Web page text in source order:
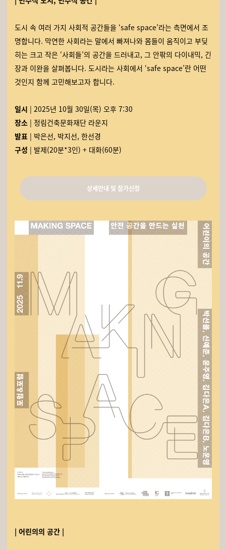
도시 속 여러 가지 사회적 공간들을 ‘safe space’라는 측면에서 조
명합니다. 막연한 사회라는 말에서 빠져나와 몸들이 움직이고 부딪
히는 크고 작은 ‘사회들’의 공간을 드러내고, 그 안팎의 다이내믹, 긴
장과 이완을 살펴봅니다. 도시라는 사회에서 ‘safe space’란 어떤
것인지 함께 고민해보고자 합니다.
일시 | 2025년 10월 30일(목) 오후 7:30
장소| 정림건축문화재단 라운지
발표| 박은선, 박지선, 한선경
구성 | 발제(20분*3인) + 대화(60분)
상세안내 및 참가신청
| 어린의의 공간 |